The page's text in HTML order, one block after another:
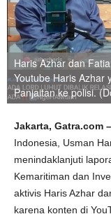
Haris Azhar dan
Youtube Haris Azhar
Panjaitan ke polisi.
Jakarta, Gatra.com –
Indonesia, Usman
menindaklanjuti
Kemaritiman dan
aktivis Haris Azhar
karena konten di